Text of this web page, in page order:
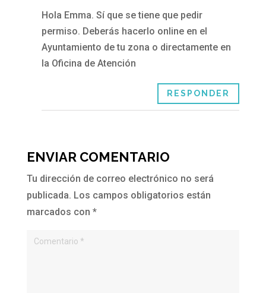
Hola Emma. Sí que se tiene que pedir
permiso. Deberás hacerlo online en el
Ayuntamiento de tu zona o directamente en
la Oficina de Atención
RESPONDER
ENVIAR COMENTARIO
Tu dirección de correo electrónico no será
publicada. Los campos obligatorios están
marcados con *